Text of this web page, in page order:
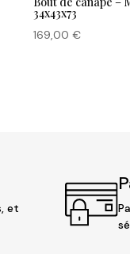
34x43x73
169,00€
et